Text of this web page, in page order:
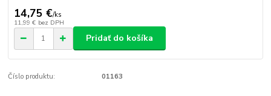
14,75 €/ks
11,99 € bez DPH
Pridať do košíka
Číslo produktu: 01163